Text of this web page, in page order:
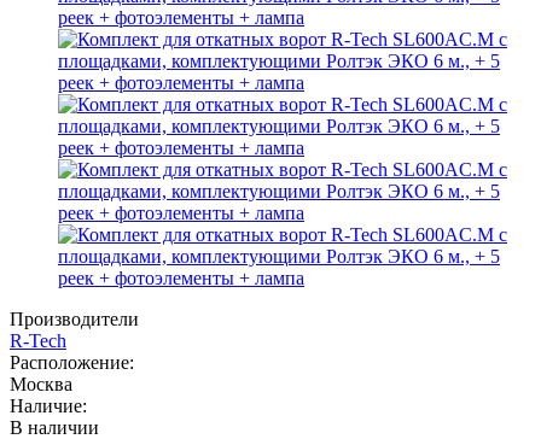
Производители
R-Tech
Расположение:
Москва
Наличие:
В наличии